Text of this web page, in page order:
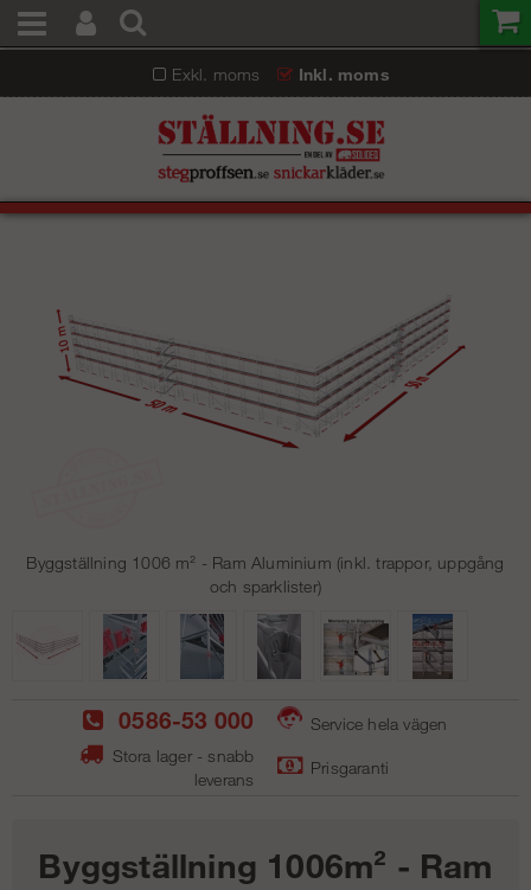
Exkl. moms Inkl. moms
Byggställning 1006 m² - Ram Aluminium (inkl. trappor, uppgång
och sparklister)
0586-53 000
Service hela vägen
Stora lager - snabb
leverans
Prisgaranti
Byggställning 1006m² - Ram